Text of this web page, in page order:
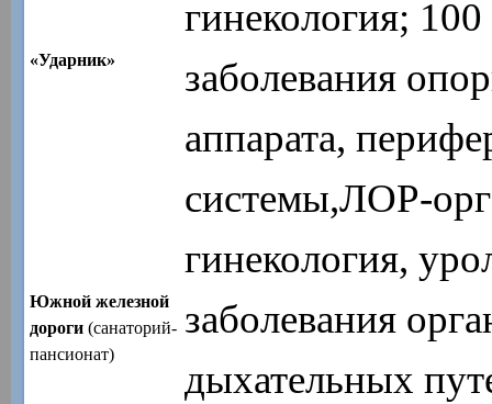
гинекология;
«Ударник»
заболевания
аппарата,
системы,ЛОР-
гинекология,
Южной железной
дороги (санаторий-
пансионат)
заболевания
дыхательных